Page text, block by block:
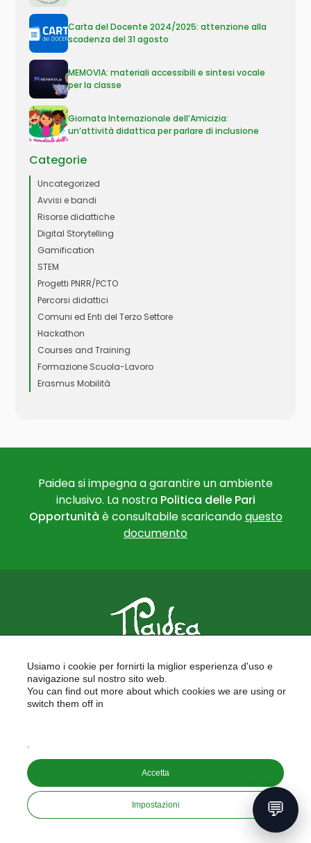
Carta del Docente 2024/2025: attenzione alla
scadenza del 31 agosto
MEMOVIA: materiali accessibili e sintesi vocale
per la classe
Giornata Internazionale dell’Amicizia:
un’attività didattica per parlare di inclusione
Categorie
Uncategorized
Avvisi e bandi
Risorse didattiche
Digital Storytelling
Gamification
STEM
Progetti PNRR/PCTO
Percorsi didattici
Comuni ed Enti del Terzo Settore
Hackathon
Courses and Training
Formazione Scuola-Lavoro
Erasmus Mobilità
Paidea si impegna a garantire un ambiente
inclusivo. La nostra Politica delle Pari
Opportunità è consultabile scaricandoquesto
documento
FORMAZIONE PER LE SCUOLE
FORMAZIONE PROFESSIONALE
PROGETTI EUROPEI
Copyright © 2026
Riproduzione Vietata
Informativa sulla privacy
💬
Usiamo i cookie per fornirti la miglior esperienza d'uso e
navigazione sul nostro sito web.
You can find out more about which cookies we are using or
switch them off in
Accetta
Impostazioni